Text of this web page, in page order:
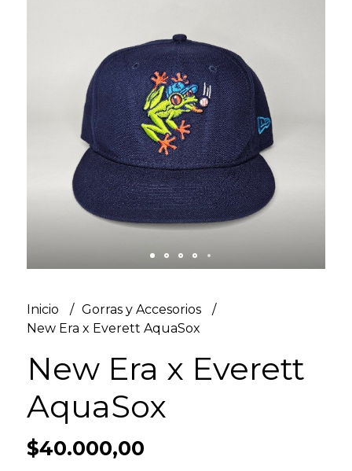
Inicio
Gorras y Accesorios
New Era x Everett AquaSox
New Era x Everett
AquaSox
$40.000,00